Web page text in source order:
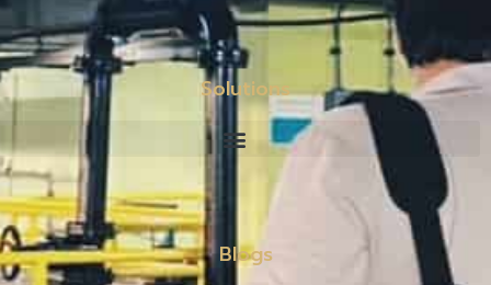
Solutions
Blogs